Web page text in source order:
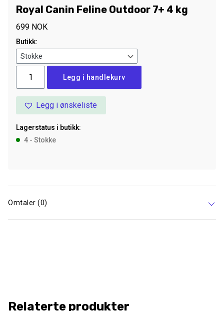
Royal Canin Feline Outdoor 7+ 4 kg
699 NOK
Butikk:
Canin
Feline
Outdoor
4
kg
Legg i handlekurv
Legg i ønskeliste
Lagerstatus i butikk:
4 - Stokke
Omtaler (0)
Relaterte produkter